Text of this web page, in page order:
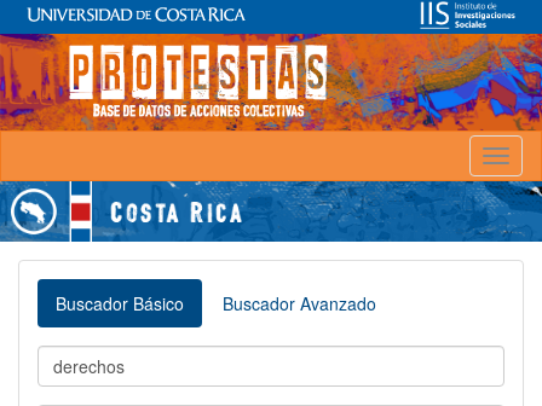
Buscador Básico Buscador Avanzado